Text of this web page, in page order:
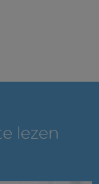
lezen